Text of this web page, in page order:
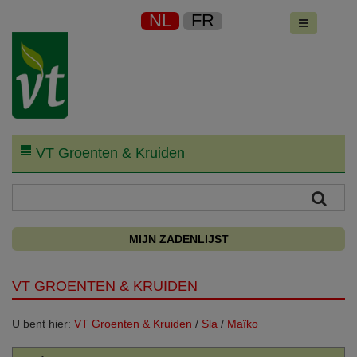
NL FR
VT Groenten & Kruiden
MIJN ZADENLIJST
VT GROENTEN & KRUIDEN
U bent hier: VT Groenten & Kruiden / Sla / Maïko